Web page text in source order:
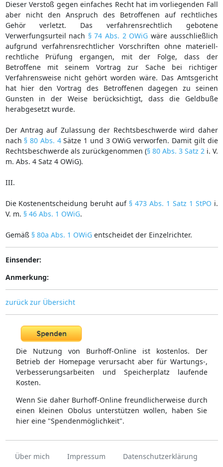
Dieser Verstoß gegen einfaches Recht hat im vorliegenden Fall
aber nicht den Anspruch des Betroffenen auf rechtliches
Gehör verletzt. Das verfahrensrechtlich gebotene
Verwerfungsurteil nach § 74 Abs. 2 OWiG wäre ausschließlich
aufgrund verfahrensrechtlicher Vorschriften ohne materiell-
rechtliche Prüfung ergangen, mit der Folge, dass der
Betroffene mit seinem Vortrag zur Sache bei richtiger
Verfahrensweise nicht gehört worden wäre. Das Amtsgericht
hat hier den Vortrag des Betroffenen dagegen zu seinen
Gunsten in der Weise berücksichtigt, dass die Geldbuße
herabgesetzt wurde.
Der Antrag auf Zulassung der Rechtsbeschwerde wird daher
nach § 80 Abs. 4Sätze 1 und 3 OWiG verworfen. Damit gilt die
Rechtsbeschwerde als zurückgenommen (§ 80 Abs. 3 Satz 2 i. V.
m. Abs. 4 Satz 4 OWiG).
III.
Die Kostenentscheidung beruht auf § 473 Abs. 1 Satz 1 StPO i.
V. m. § 46 Abs. 1 OWiG.
Gemäß § 80a Abs. 1 OWiGentscheidet der Einzelrichter.
Einsender:
Anmerkung:
zurück zur Übersicht
Die Nutzung von Burhoff-Online ist kostenlos. Der
Betrieb der Homepage verursacht aber für Wartungs-,
Verbesserungsarbeiten und Speicherplatz laufende
Kosten.
Wenn Sie daher Burhoff-Online freundlicherweise durch
einen kleinen Obolus unterstützen wollen, haben Sie
hier eine "Spendenmöglichkeit".
Über mich Impressum Datenschutzerklärung